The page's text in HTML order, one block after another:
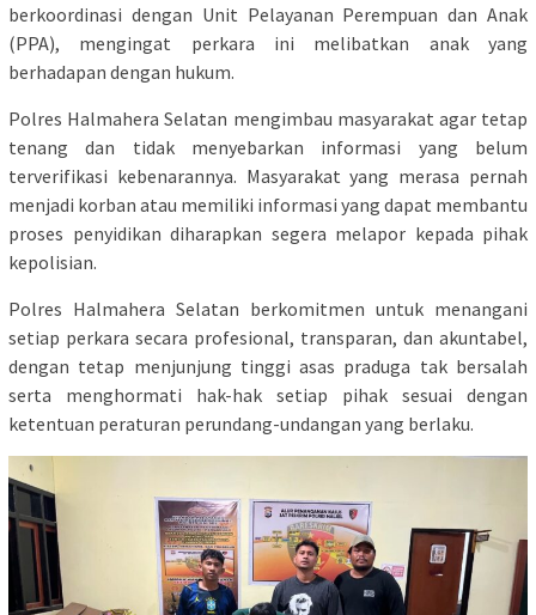
berkoordinasi dengan Unit Pelayanan Perempuan dan Anak
(PPA), mengingat perkara ini melibatkan anak yang
berhadapan dengan hukum.
Polres Halmahera Selatan mengimbau masyarakat agar tetap
tenang dan tidak menyebarkan informasi yang belum
terverifikasi kebenarannya. Masyarakat yang merasa pernah
menjadi korban atau memiliki informasi yang dapat membantu
proses penyidikan diharapkan segera melapor kepada pihak
kepolisian.
Polres Halmahera Selatan berkomitmen untuk menangani
setiap perkara secara profesional, transparan, dan akuntabel,
dengan tetap menjunjung tinggi asas praduga tak bersalah
serta menghormati hak-hak setiap pihak sesuai dengan
ketentuan peraturan perundang-undangan yang berlaku.